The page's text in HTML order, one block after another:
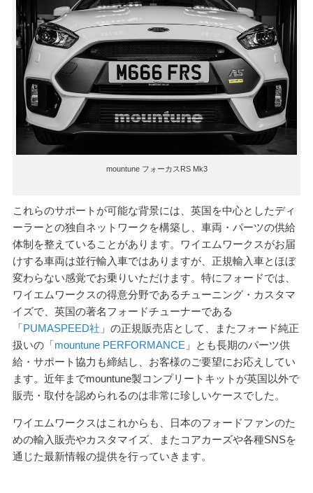
mountune フォーカスRS Mk3
これらのサポートが可能な背景には、英国を中心としたディ
ーラーとの独自ネットワークを構築し、車両・パーツの供給
体制を整えていることがあります。ワイエムワークスがお届
けする車両は並行輸入車ではありますが、正規輸入車とほぼ
変わらない感覚でお乗りいただけます。特にフォードでは、
ワイエムワークスの得意分野であるチューニング・カスタマ
イズで、英国の著名フォードチューナーである
「PUMASPEED社 」の正規販売店として、またフォード純正
扱いの「mountune PERFORMANCE 」とも長期のパーツ供
給・サポート協力も締結し、お客様のご要望にお応えしてい
ます。近年までmountune製コンプリートキットが英国以外で
販売・取付を認められるのは非常に珍しいケースでした。
ワイエムワークスはこれからも、日本のフォードファンのた
めの輸入販売やカスタマイズ、またコアカーズや各種SNSを
通じた最新情報の提供を行っていきます。